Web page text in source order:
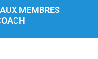
MEMBRES